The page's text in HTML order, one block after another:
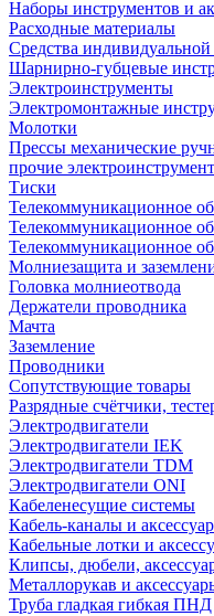
Наборы инструментов и
Расходные материалы
Средства
Шарнирно-губцевые
Электроинструменты
Электромонтажные
Молотки
Прессы механические
прочие
Тиски
Телекоммуникационное
Телекоммуникационное
Телекоммуникационное
Молниезащита и
Головка молниеотвода
Держатели проводника
Мачта
Заземление
Проводники
Сопутствующие товары
Разрядные счётчики,
Электродвигатели
Электродвигатели IEK
Электродвигатели TDM
Электродвигатели ONI
Кабеленесущие системы
Кабель-каналы и
Кабельные лотки и
Клипсы, дюбели,
Металлорукав и
Труба гладкая гибкая ПНД